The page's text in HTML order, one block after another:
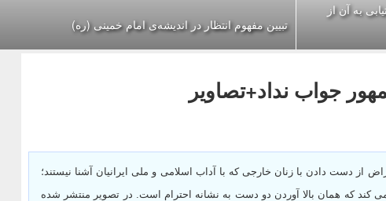
به آن از
تبیین مفهوم انتظار در اندیشه‌ی امام خمینی (ره)
جواب نداد+تصاویر
از دست دادن با زنان خارجی که با آداب اسلامی و ملی ایرانیان آشنا نیستند؛
کند که همان بالا آوردن دو دست به نشانه احترام است. در تصویر منتشر شده